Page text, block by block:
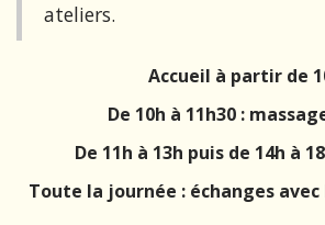
ateliers.
Accueil à partir de
De 10h à 11h30 :
De 11h à 13h puis de 14h à
Toute la journée : échanges